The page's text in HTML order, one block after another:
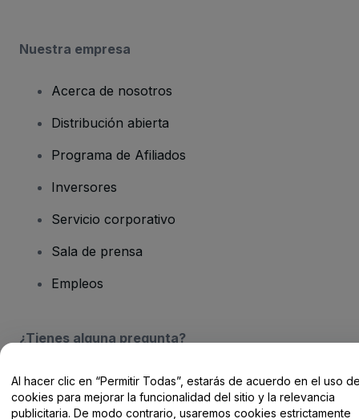
Nuestra empresa
Acerca de nosotros
Distribución abierta
Programa de Afiliados
Inversores
Servicio corporativo
Sala de prensa
Empleos
¿Tienes alguna pregunta?
Centro de Ayuda / Contacto
Al hacer clic en “Permitir Todas”, estarás de acuerdo en el uso
cookies para mejorar la funcionalidad del sitio y la relevancia
publicitaria. De modo contrario, usaremos cookies estrictamente